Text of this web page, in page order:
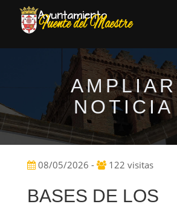
AMPLIAR
NOTICIA
08/05/2026 - 122 visitas
BASES DE LOS